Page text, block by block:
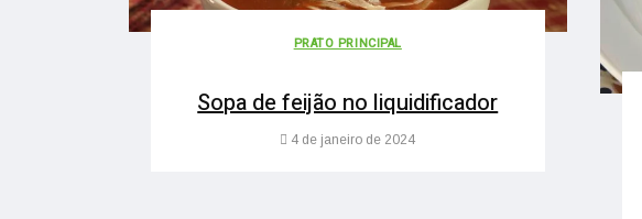
PRATO PRINCIPAL
Sopa de feijão no liquidificador
4 de janeiro de 2024